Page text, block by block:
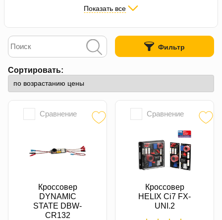
Измерительное оборудование
Процессоры Сабвуферы Усилители
Показать все
Фильтр
Сортировать:
Сравнение
Кроссовер
DYNAMIC
STATE DBW-
CR132
Сравнение
Кроссовер
HELIX Ci7 FX-
UNI.2